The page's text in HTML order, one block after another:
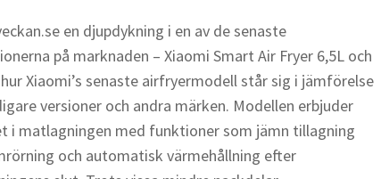
en djupdykning i en av de senaste
på marknaden – Xiaomi Smart Air Fryer 6,5L och
Xiaomi’s senaste airfryermodell står sig i jämförelse
versioner och andra märken. Modellen erbjuder
i matlagningen med funktioner som jämn tillagning
och automatisk värmehållning efter